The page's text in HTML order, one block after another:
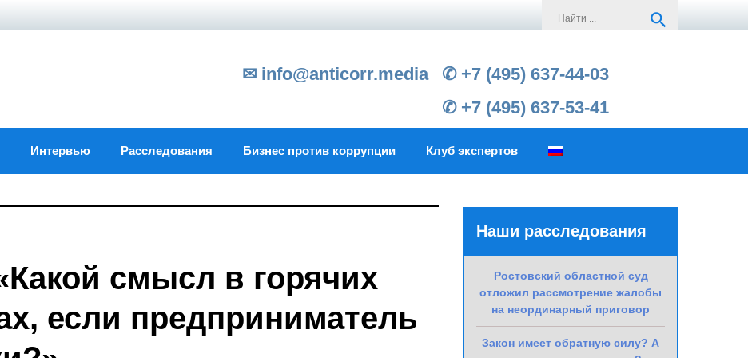
search
✉ info@anticorr.media
✆ +7 (495) 637-44-03
✆ +7 (495) 637-53-41
Интервью Расследования Бизнес против коррупции Клуб экспертов
смысл в горячих
если предприниматель
Наши расследования
Ростовский областной суд
отложил рассмотрение жалобы
на неординарный приговор
Закон имеет обратную силу? А